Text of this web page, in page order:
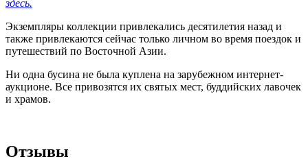
здесь.
Экземпляры коллекции привлекались десятилетия назад и
также привлекаются сейчас только личном во время поездок и
путешествий по Восточной Азии.
Ни одна бусина не была куплена на зарубежном интернет-
аукционе. Все привозятся их святых мест, буддийских лавочек
и храмов.
Отзывы